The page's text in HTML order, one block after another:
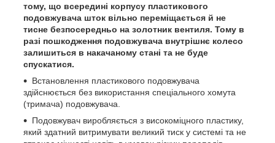
тому, що всередині корпусу пластикового
подовжувача шток вільно переміщається й не
тисне безпосередньо на золотник вентиля. Тому в
разі пошкодження подовжувача внутрішнє колесо
залишиться в накачаному стані та не буде
спускатися.
Встановлення пластикового подовжувача
здійснюється без використання спеціального хомута
(тримача) подовжувача.
Подовжувач виробляється з високоміцного пластику,
який здатний витримувати великий тиск у системі та не